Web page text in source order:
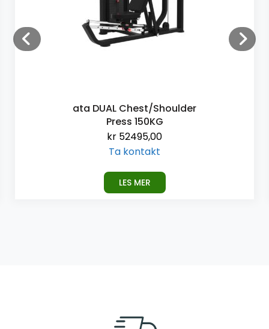
ata DUAL Chest/Shoulder
Press 150KG
kr 52495,00
Ta kontakt
LES MER